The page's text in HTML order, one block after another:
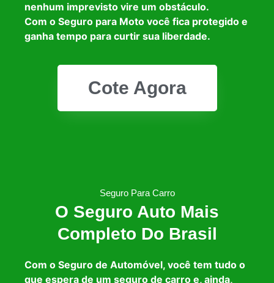
nenhum imprevisto vire um obstáculo.
Com o Seguro para Moto você fica protegido e
ganha tempo para curtir sua liberdade.
Cote Agora
Seguro Para Carro
O Seguro Auto Mais
Completo Do Brasil
Com o Seguro de Automóvel, você tem tudo o
que espera de um seguro de carro e, ainda,